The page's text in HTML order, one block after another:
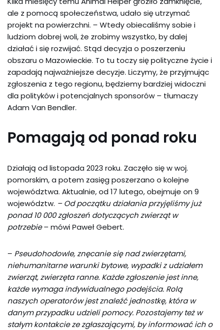
ale z pomocą społeczeństwa, udało się utrzymać
projekt na powierzchni. – Wtedy obiecaliśmy sobie i
ludziom dobrej woli, że zrobimy wszystko, by dalej
działać i się rozwijać. Stąd decyzja o poszerzeniu
obszaru o Mazowieckie. To tu toczy się polityczne życie i
zapadają najważniejsze decyzje. Liczymy, że przyjmując
zgłoszenia z tego regionu, będziemy bardziej widoczni
dla polityków i potencjalnych sponsorów – tłumaczy
Adam Van Bendler.
Pomagają od ponad roku
Działają od listopada 2023 roku. Zaczęło się w woj.
pomorskim, a potem zasięg poszerzano o kolejne
województwa. Aktualnie, od 17 lutego, obejmuje on 9
województw. – Od początku działania przyjęliśmy już
ponad 10 000 zgłoszeń dotyczących zwierząt w
potrzebie– mówi Paweł Gebert.
– Pseudohodowle, znęcanie się nad zwierzętami,
niehumanitarne warunki bytowe, wypadki z udziałem
zwierząt, zwierzęta ranne. Każde zgłoszenie jest inne,
każde wymaga indywidualnego podejścia. Rolą
naszych operatorów jest znaleźć jednostkę, która w
danym przypadku udzieli pomocy. Pozostajemy też w
stałym kontakcie ze zgłaszającymi, by informować ich o